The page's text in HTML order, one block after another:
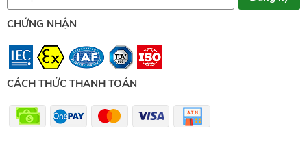
CHỨNG NHẬN
CÁCH THỨC THANH TOÁN